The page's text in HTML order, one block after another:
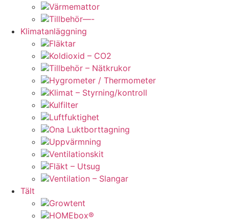
Värmemattor
Tillbehör—-
Klimatanläggning
Fläktar
Koldioxid – CO2
Tillbehör – Nätkrukor
Hygrometer / Thermometer
Klimat – Styrning/kontroll
Kulfilter
Luftfuktighet
Ona Luktborttagning
Uppvärmning
Ventilationskit
Fläkt – Utsug
Ventilation – Slangar
Tält
Growtent
HOMEbox®